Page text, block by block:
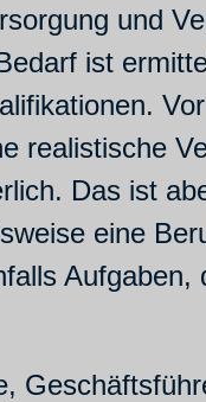
und
ist
realistische
Das ist
eine